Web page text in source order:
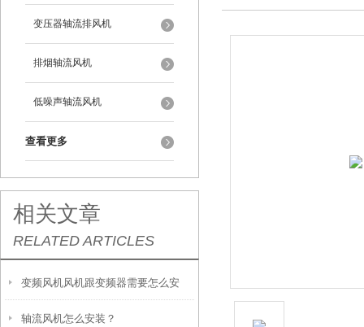
变压器轴流排风机
排烟轴流风机
低噪声轴流风机
查看更多
相关文章
RELATED ARTICLES
变频风机风机跟变频器需要怎么安
装，怎么接线
轴流风机怎么安装？